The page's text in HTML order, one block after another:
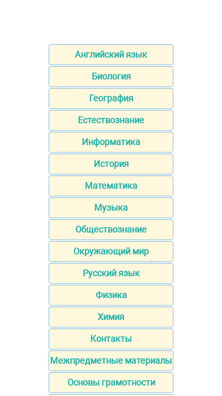
Английский язык
Биология
География
Естествознание
Информатика
История
Математика
Музыка
Обществознание
Окружающий мир
Русский язык
Физика
Химия
Контакты
Межпредметные материалы
Основы грамотности